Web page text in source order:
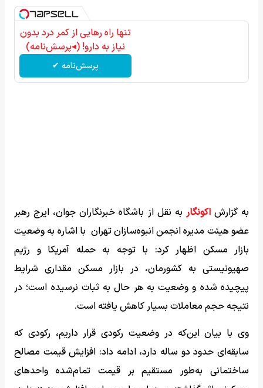
تنها راه رهایی از کمر درد بدون
نیاز به دارو! (◂پرسش‌نامه)
پرسش‌نامه ✔
به گزارشاکونگار به نقل از باشگاه خبرنگاران جوان، ایرج رهبر
عضو هیئت مدیره انجمن انبوه‌سازان تهران با اشاره به وضعیت
بازار مسکن اظهار کرد: با توجه به حمله آمریکا و رژیم
صهیونیستی به کشورمان، در بازار مسکن مقداری شرایط
پیچیده شده و وضعیت به هر حال به ثبات نرسیده است؛ در
نتیجه حجم معاملات بسیار کاهش یافته است.
وی با بیان این‌که در وضعیت رکودی قرار داریم، رکودی که
سابقه‌ای حدود دو ساله دارد، ادامه داد: افزایش قیمت مصالح
ساختمانی به‌طور مستقیم بر قیمت تمام‌شده واحدهای